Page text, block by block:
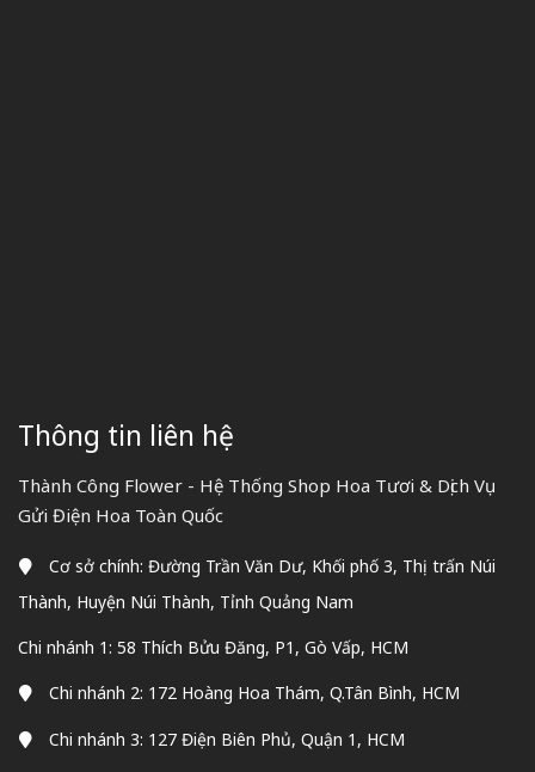
Thông tin liên hệ
Thành Công Flower - Hệ Thống Shop Hoa Tươi & Dịch Vụ
Gửi Điện Hoa Toàn Quốc
Cơ sở chính: Đường Trần Văn Dư, Khối phố 3, Thị trấn Núi
Thành, Huyện Núi Thành, Tỉnh Quảng Nam
Chi nhánh 1: 58 Thích Bửu Đăng, P1, Gò Vấp, HCM
Chi nhánh 2: 172 Hoàng Hoa Thám, Q.Tân Bình, HCM
Chi nhánh 3: 127 Điện Biên Phủ, Quận 1, HCM